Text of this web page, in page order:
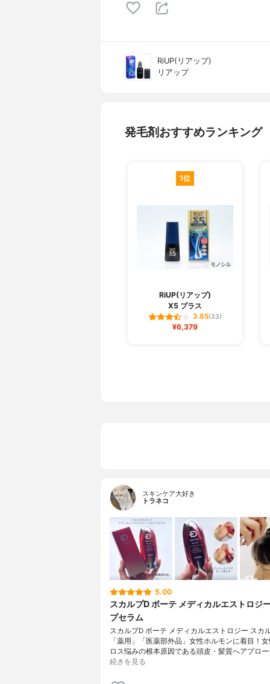
RiUP(リアップ)
リアップ
発毛剤おすすめランキング
1位
RiUP(リアップ)
X5 プラス
3.85(33)
¥6,379
スキンケア大好き
トラネコ
5.00
スカルプD ボーテ メディカルエストロジ
プセラム
スカルプD ボーテ メディカルエストロジー スカ
「薬用」「医薬部外品」女性ホルモンに着目！
ロス悩みの根本原因である頭皮・髪質へアプロ
続きを見る